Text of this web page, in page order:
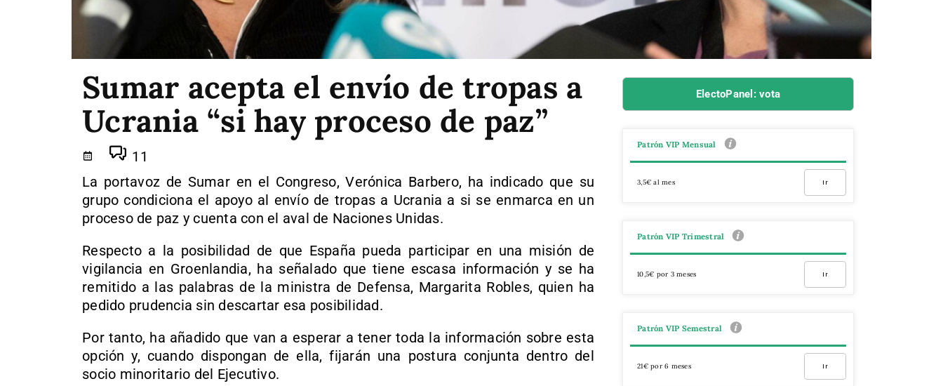
Sumar acepta el envío de tropas a
Ucrania “si hay proceso de paz”
11
La portavoz de Sumar en el Congreso, Verónica Barbero, ha indicado que su
grupo condiciona el apoyo al envío de tropas a Ucrania a si se enmarca en un
proceso de paz y cuenta con el aval de Naciones Unidas.
Respecto a la posibilidad de que España pueda participar en una misión de
vigilancia en Groenlandia, ha señalado que tiene escasa información y se ha
remitido a las palabras de la ministra de Defensa, Margarita Robles, quien ha
pedido prudencia sin descartar esa posibilidad.
Por tanto, ha añadido que van a esperar a tener toda la información sobre esta
opción y, cuando dispongan de ella, fijarán una postura conjunta dentro del
socio minoritario del Ejecutivo.
ElectoPanel: vota
Patrón VIP Mensual
3,5€ al mes Ir
Patrón VIP Trimestral
10,5€ por 3 meses Ir
Patrón VIP Semestral
21€ por 6 meses Ir